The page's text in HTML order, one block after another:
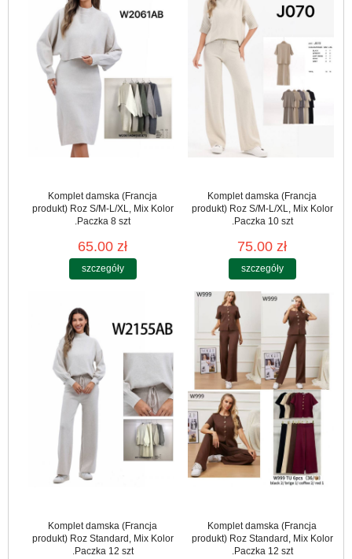
Komplet damska (Francja
produkt) Roz S/M-L/XL, Mix Kolor
.Paczka 8 szt
65.00 zł
szczegóły
Komplet damska (Francja
produkt) Roz S/M-L/XL, Mix Kolor
.Paczka 10 szt
75.00 zł
szczegóły
Komplet damska (Francja
produkt) Roz Standard, Mix Kolor
.Paczka 12 szt
Komplet damska (Francja
produkt) Roz Standard, Mix Kolor
.Paczka 12 szt